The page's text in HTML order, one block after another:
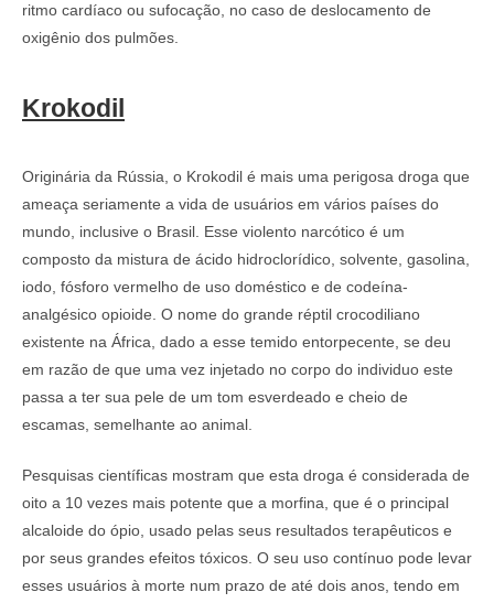
ritmo cardíaco ou sufocação, no caso de deslocamento de
oxigênio dos pulmões.
Krokodil
Originária da Rússia, o Krokodil é mais uma perigosa droga que
ameaça seriamente a vida de usuários em vários países do
mundo, inclusive o Brasil. Esse violento narcótico é um
composto da mistura de ácido hidroclorídico, solvente, gasolina,
iodo, fósforo vermelho de uso doméstico e de codeína-
analgésico opioide. O nome do grande réptil crocodiliano
existente na África, dado a esse temido entorpecente, se deu
em razão de que uma vez injetado no corpo do individuo este
passa a ter sua pele de um tom esverdeado e cheio de
escamas, semelhante ao animal.
Pesquisas científicas mostram que esta droga é considerada de
oito a 10 vezes mais potente que a morfina, que é o principal
alcaloide do ópio, usado pelas seus resultados terapêuticos e
por seus grandes efeitos tóxicos. O seu uso contínuo pode levar
esses usuários à morte num prazo de até dois anos, tendo em